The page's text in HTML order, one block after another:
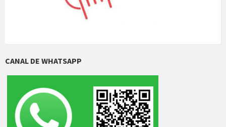
CANAL DE WHATSAPP